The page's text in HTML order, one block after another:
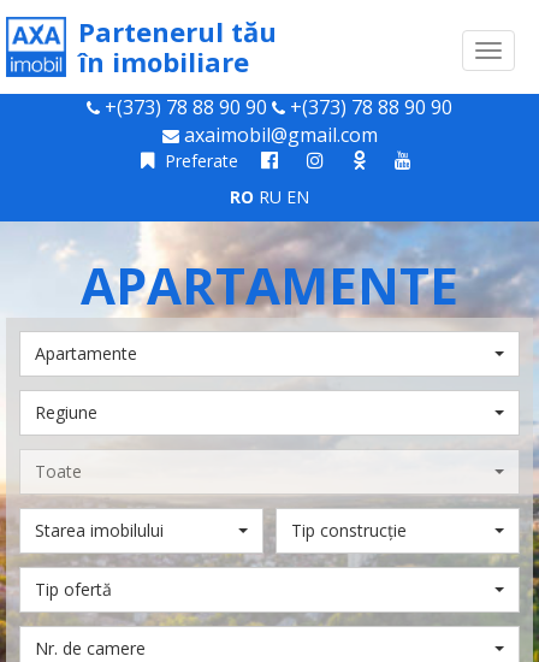
Partenerul tău
în imobiliare
+(373) 78 88 90 90
+(373) 78 88 90 90
axaimobil@gmail.com
Preferate
RO RU EN
APARTAMENTE
Apartamente
Regiune
Toate
Starea imobilului Tip construcție
Tip ofertă
Nr. de camere